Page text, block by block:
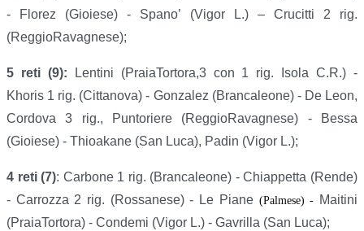
- Florez (Gioiese) -
Spano’ (Vigor L.) – Crucitti 2 rig.
(ReggioRavagnese);
5 reti (9):
Lentini (PraiaTortora,3 con 1 rig. Isola C.R.) -
Khoris 1 rig. (Cittanova) - Gonzalez (Brancaleone) - De Leon,
Cordova 3 rig., Puntoriere (ReggioRavagnese) - Bessa
(Gioiese) - Thioakane (San Luca), Padin (Vigor L.);
4 reti (7): Carbone 1 rig. (Brancaleone) - Chiappetta (Rende)
- Carrozza 2 rig. (Rossanese) - Le Piane (Palmese) - Maitini
(PraiaTortora) - Condemi (Vigor L.) - Gavrilla (San Luca);